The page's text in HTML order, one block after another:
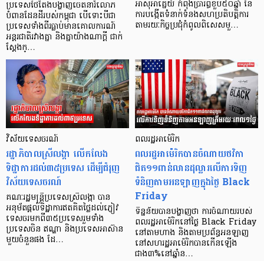
ប្រទេសថៃតែងបង្ហាញចេតនារំលោភ
បំពានដែនដីរបស់កម្ពុជា បើទោះបីជា
ប្រទេសទាំងពីរធ្លាប់មានគោលការណ៍
អន្តរជាតិរវាងគ្នា និងគ្នាយ៉ាងណាក្ដី ជាក់
ស្ដែងក្…
អាស៊ីអាគ្នេយ៍ កំពុងប្រារព្ធខួប៥០ឆ្នាំ នៃ
ការបង្កើតទំនាក់ទំនងសហប្រតិបត្តិការ
តាមរយៈកិច្ចប្រជុំកំពូលពិសេសមួ…
វិស័យទេសចរណ៍
រដ្ឋាភិបាលស្រីលង្កា លើកលែង
ទិដ្ឋាការដល់៣៥ប្រទេស ដើម្បីជំរុញ
វិស័យទេសចរណ៍
គណៈរដ្ឋមន្ត្រីប្រទេសស្រីលង្កា បាន
អនុម័តផ្ដល់ទិដ្ឋាការឥតគិតថ្លៃដល់ភ្ញៀវ
ទេសចរមកពី៣៥ប្រទេសរួមទាំង
ប្រទេសចិន ឥណ្ឌា និងប្រទេសអាស៊ាន
មួយចំនួនផង ដែ…
ពលរដ្ឋអាម៉េរិក
ពលរដ្ឋអាម៉េរិកបានចំណាយថវិកា
ជិត១១ពាន់លានដុល្លារលើការទិញ
ទំនិញតាមអនឡាញក្នុងថ្ងៃ Black
Friday
ទិន្នន័យបានបង្ហាញថា ការចំណាយរបស់
ពលរដ្ឋអាម៉េរិកនៅថ្ងៃ Black Friday
នៅតាមហាង និងតាមប្រព័ន្ធអនឡាញ
នៅសហរដ្ឋអាម៉េរិកបានកើនឡើង
ជាង៣%នៅឆ្នាំន…